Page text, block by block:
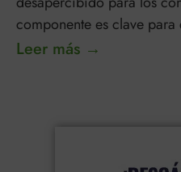
componente es clave
Leer más →